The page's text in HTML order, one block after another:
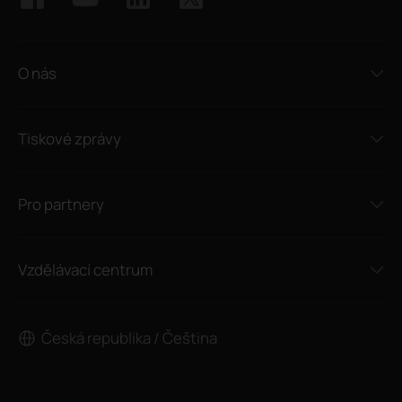
O nás
Tiskové zprávy
Pro partnery
Vzdělávací centrum
Česká republika / Čeština